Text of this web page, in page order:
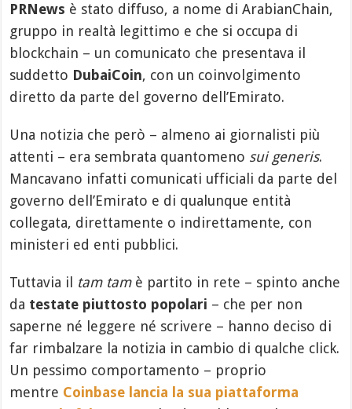
PRNews è stato diffuso, a nome di ArabianChain,
gruppo in realtà legittimo e che si occupa di
blockchain – un comunicato che presentava il
suddetto DubaiCoin, con un coinvolgimento
diretto da parte del governo dell’Emirato.
Una notizia che però – almeno ai giornalisti più
attenti – era sembrata quantomeno sui generis.
Mancavano infatti comunicati ufficiali da parte del
governo dell’Emirato e di qualunque entità
collegata, direttamente o indirettamente, con
ministeri ed enti pubblici.
Tuttavia il tam tamè partito in rete – spinto anche
da testate piuttosto popolari – che per non
saperne né leggere né scrivere – hanno deciso di
far rimbalzare la notizia in cambio di qualche click.
Un pessimo comportamento – proprio
mentre Coinbase lancia la sua piattaforma